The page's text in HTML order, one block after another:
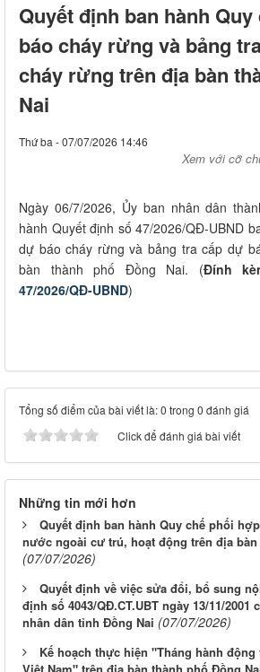
Quyết định ban hành
báo cháy rừng và bảng
cháy rừng trên địa bàn
Nai
Thứ ba - 07/07/2026 14:46
Xem với cỡ
Ngày 06/7/2026, Ủy ban nhân dân
hành Quyết định số 47/2026/QĐ-UBND
dự báo cháy rừng và bảng tra cấp dự
bàn thành phố Đồng Nai. (Đính
47/2026/QĐ-UBND)
Tổng số điểm của bài viết là: 0 trong 0 đánh giá
Click để đánh giá bài viết
Những tin mới hơn
Quyết định ban hành Quy chế phối
nước ngoài cư trú, hoạt động trên địa
(07/07/2026)
Quyết định về việc sửa đổi, bổ sung
định số 4043/QĐ.CT.UBT ngày 13/11/2001
nhân dân tỉnh Đồng Nai (07/07/2026)
Kế hoạch thực hiện "Tháng hành